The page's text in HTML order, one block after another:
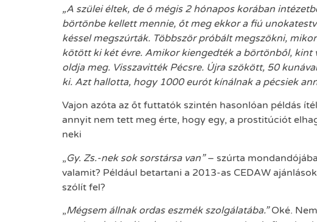
„A szülei éltek, de ő mégis 2 hónapos korában
börtönbe kellett mennie, őt meg ekkor a fiú
késsel megszúrták. Többször próbált megszökni,
kötött ki két évre. Amikor kiengedték a börtönből, kint
oldja meg. Visszavitték Pécsre. Újra szökött, 50
ki. Azt hallotta, hogy 1000 eurót kínálnak a pécsiek
Vajon azóta az őt futtatók szintén hasonlóan példás
annyit nem tett meg érte, hogy egy, a prostitúciót
neki
„Gy. Zs.-nek sok sorstársa van”– szúrta
valamit? Például betartani a 2013-as CEDAW
szólít fel?
„Mégsem állnak ordas eszmék szolgálatába.”Oké.